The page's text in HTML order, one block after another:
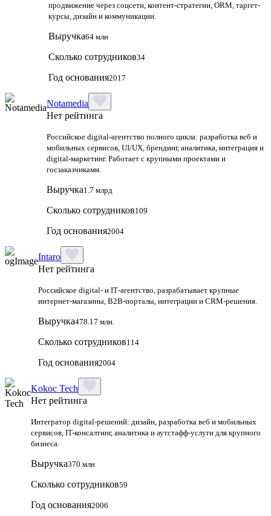
продвижение через соцсети, контент-стратегии, ORM, таргет-
курсы, дизайн и коммуникации.
Выручка64 млн
Сколько сотрудников34
Год основания2017
Notamedia
Нет рейтинга
Российское digital-агентство полного цикла: разработка веб и
мобильных сервисов, UI/UX, брендинг, аналитика, интеграция и
digital-маркетинг. Работает с крупными проектами и
госзаказчиками.
Выручка1.7 млрд
Сколько сотрудников109
Год основания2004
Intaro
Нет рейтинга
Российское digital‑ и IT‑агентство, разрабатывает крупные
интернет‑магазины, B2B‑порталы, интеграции и CRM‑решения.
Выручка478.17 млн.
Сколько сотрудников114
Год основания2004
Kokoc Tech
Нет рейтинга
Интегратор digital-решений: дизайн, разработка веб и мобильных
сервисов, IT-консалтинг, аналитика и аутстафф-услуги для крупного
бизнеса.
Выручка370 млн
Сколько сотрудников59
Год основания2006